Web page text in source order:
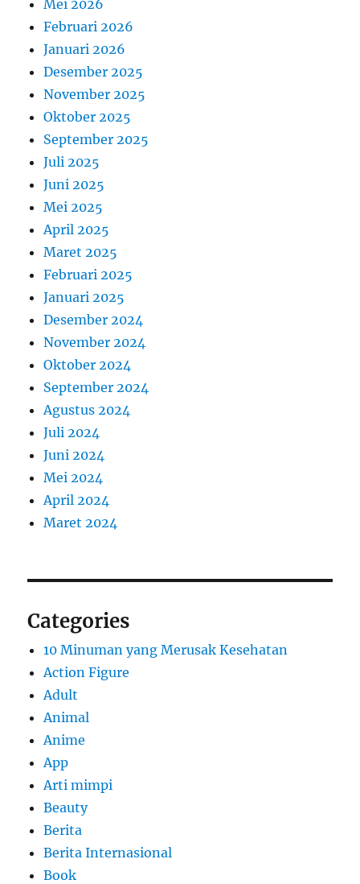
Mei 2026
Februari 2026
Januari 2026
Desember 2025
November 2025
Oktober 2025
September 2025
Juli 2025
Juni 2025
Mei 2025
April 2025
Maret 2025
Februari 2025
Januari 2025
Desember 2024
November 2024
Oktober 2024
September 2024
Agustus 2024
Juli 2024
Juni 2024
Mei 2024
April 2024
Maret 2024
Categories
10 Minuman yang Merusak Kesehatan
Action Figure
Adult
Animal
Anime
App
Arti mimpi
Beauty
Berita
Berita Internasional
Book